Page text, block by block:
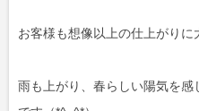
お客様も想像以上の仕上がりに
雨も上がり、春らしい陽気を